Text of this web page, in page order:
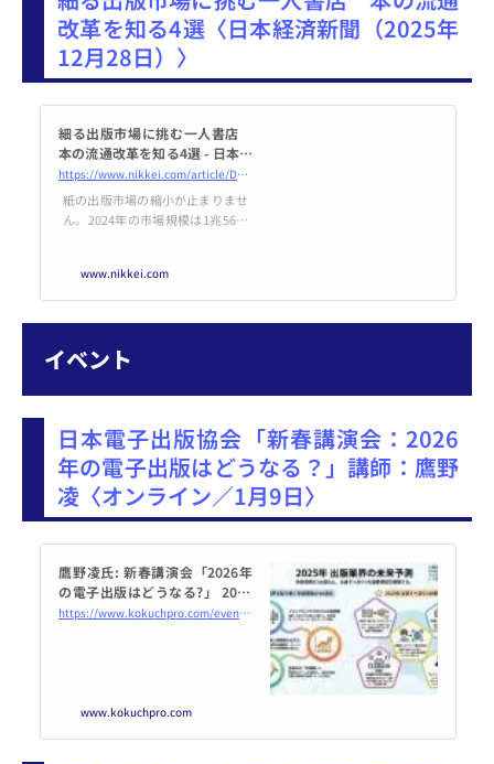
改革を知る4選〈日本経済新聞（2025年
12月28日）〉
細る出版市場に挑む一人書店
本の流通改革を知る4選 - 日本経
済新聞
https://www.nikkei.com/article/DGXZQOUC228TT0S5A221C2000000/
紙の出版市場の縮小が止まりませ
ん。2024年の市場規模は1兆56億
す。危機感を強める個人経営の書
店や取次と呼ばれる卸が打開に動
します。出版流通に独立書店が一
団体が発足狭い空間の1店舗で営
版流通に一石を投じています。10
月に発足した...
www.nikkei.com
イベント
日本電子出版協会「新春講演会：2026
年の電子出版はどうなる？」講師：鷹野
凌〈オンライン／1月9日〉
鷹野凌氏: 新春講演会「2026年
の電子出版はどうなる?」 2026
年1月9日（オンライン・Zoo
https://www.kokuchpro.com/event/20260109/
www.kokuchpro.com